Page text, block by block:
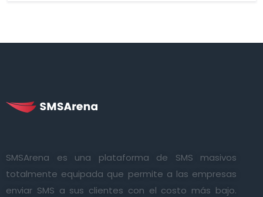
SMSArena es una plataforma de SMS masivos
totalmente equipada que permite a las empresas
enviar SMS a sus clientes con el costo más bajo.